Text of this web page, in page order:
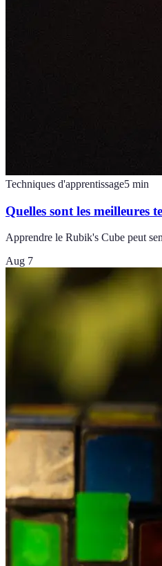
Techniques d'apprentissage5 min
Quelles sont les meilleures
Apprendre le Rubik's Cube peut
Aug 7